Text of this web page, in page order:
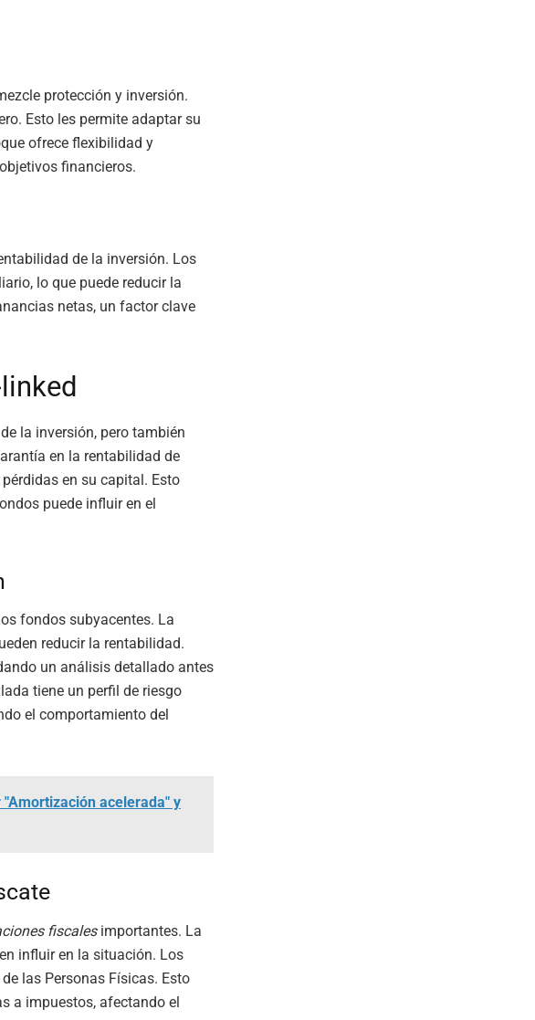
protección y inversión.
Esto les permite adaptar su
ofrece flexibilidad y
financieros.
de la inversión. Los
lo que puede reducir la
netas, un factor clave
la inversión, pero también
en la rentabilidad de
en su capital. Esto
puede influir en el
fondos subyacentes. La
reducir la rentabilidad.
un análisis detallado antes
tiene un perfil de riesgo
el comportamiento del
acelerada" y
fiscalesimportantes. La
influir en la situación. Los
las Personas Físicas. Esto
a impuestos, afectando el